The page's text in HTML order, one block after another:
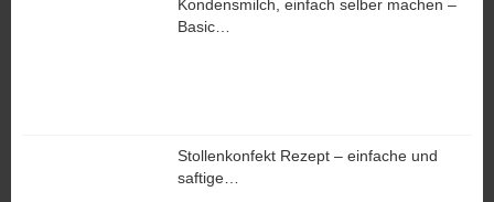
Kondensmilch, einfach selber machen –
Basic…
Stollenkonfekt Rezept – einfache und
saftige…